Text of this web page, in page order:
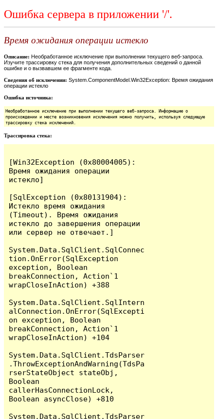
Ошибка сервера в приложении '/'.
Время ожидания операции истекло
Описание: Необработанное исключение при выполнении текущего веб-запроса.
Изучите трассировку стека для получения дополнительных сведений о данной
ошибке и о вызвавшем ее фрагменте кода.
Сведения об исключении: System.ComponentModel.Win32Exception: Время ожидания
операции истекло
Ошибка источника:
Необработанное исключение при выполнении текущего веб-запроса. Информацию о
происхождении и месте возникновения исключения можно получить, используя следующую
трассировку стека исключений.
Трассировка стека:
[Win32Exception (0x80004005):
Время ожидания операции
истекло]
[SqlException (0x80131904):
Истекло время ожидания
(Timeout). Время ожидания
истекло до завершения операции
или сервер не отвечает.]
System.Data.SqlClient.SqlConnec
tion.OnError(SqlException
exception, Boolean
breakConnection, Action`1
wrapCloseInAction) +388
System.Data.SqlClient.SqlIntern
alConnection.OnError(SqlExcepti
on exception, Boolean
breakConnection, Action`1
wrapCloseInAction) +104
System.Data.SqlClient.TdsParser
.ThrowExceptionAndWarning(TdsPa
rserStateObject stateObj,
Boolean
callerHasConnectionLock,
Boolean asyncClose) +810
System.Data.SqlClient.TdsParser